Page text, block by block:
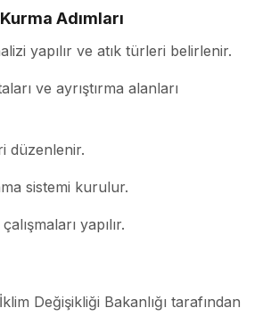
Adımları
yapılır ve atık türleri belirlenir.
ve ayrıştırma alanları
düzenlenir.
sistemi kurulur.
yapılır.
Değişikliği Bakanlığı tarafından